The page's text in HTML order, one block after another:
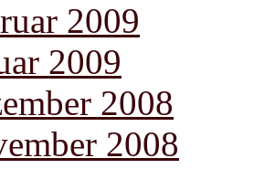
2009
2009
2008
2008